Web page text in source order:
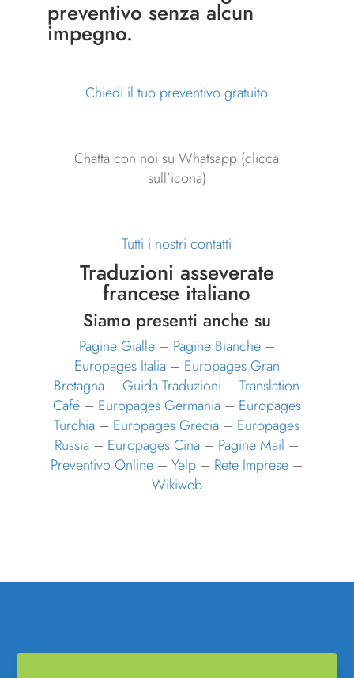
preventivo senza alcun
impegno.
Chiedi il tuo preventivo gratuito
Chatta con noi su Whatsapp (clicca
sull’icona)
Tutti i nostri contatti
Traduzioni asseverate
francese italiano
Siamo presenti anche su
Pagine Gialle– Pagine Bianche–
Europages Italia– Europages Gran
Bretagna –Guida Traduzioni –Translation
Café– Europages Germania– Europages
Turchia – Europages Grecia – Europages
Russia – Europages Cina – Pagine Mail –
Preventivo Online –Yelp – Rete Imprese –
Wikiweb